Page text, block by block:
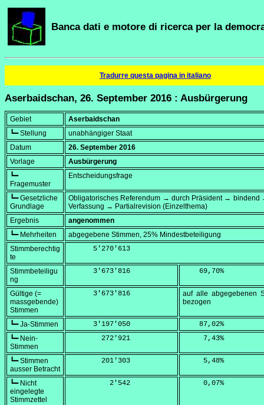
Banca dati e motore di ricerca per la
Tradurre questa pagina in italiano
Aserbaidschan, 26. September 2016 : Ausbürgerung
Gebiet
Aserbaidschan
┗━ Stellung
unabhängiger Staat
Datum
26. September 2016
Vorlage
Ausbürgerung
┗━
Fragemuster
Entscheidungsfrage
┗━ Gesetzliche
Grundlage
Obligatorisches Referendum → durch Präsident → bindend
Verfassung → Partialrevision (Einzelthema)
Ergebnis
angenommen
┗━ Mehrheiten
abgegebene Stimmen, 25% Mindestbeteiligung
Stimmberechtig
te
      5'270'613
Stimmbeteiligu
ng
      3'673'816
    69,70
%
Gültige (=
massgebende)
Stimmen
      3'673'816
auf alle abgegebenen
bezogen
┗━ Ja-Stimmen
      3'197'050
    87,02
%
┗━ Nein-
Stimmen
        272'921
     7,43
%
┗━ Stimmen
ausser Betracht
        201'303
     5,48
%
┗━ Nicht
eingelegte
Stimmzettel
          2'542
     0,07
%